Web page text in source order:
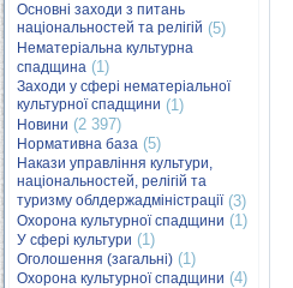
Основні заходи з питань
національностей та релігій (5)
Нематеріальна культурна
спадщина (1)
Заходи у сфері нематеріальної
культурної спадщини (1)
Новини (2 397)
Нормативна база (5)
Накази управління культури,
національностей, релігій та
туризму облдержадміністрації(3)
Охорона культурної спадщини (1)
У сфері культури (1)
Оголошення (загальні) (1)
Охорона культурної спадщини (4)